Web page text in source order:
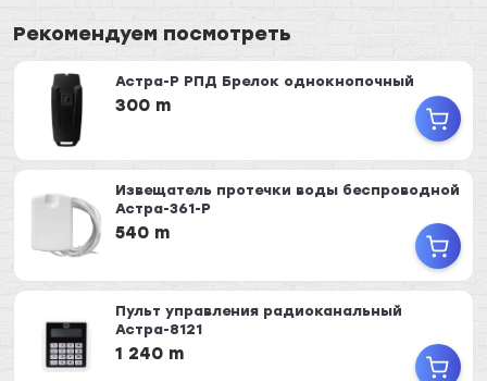
Рекомендуем посмотреть
Астра-Р РПД Брелок однокнопочный
300 m
Извещатель протечки воды беспроводной
Астра-361-Р
540 m
Пульт управления радиоканальный
Астра-8121
1 240 m